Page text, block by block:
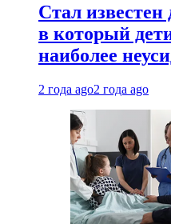
Стал известен
в который
наиболее
2 года ago2 года ago